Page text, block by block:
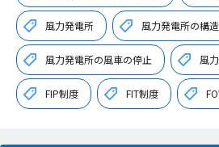
風力発電所 風力発電所の構造
風力発電所の風車の停止 風
FIP制度 FIT制度